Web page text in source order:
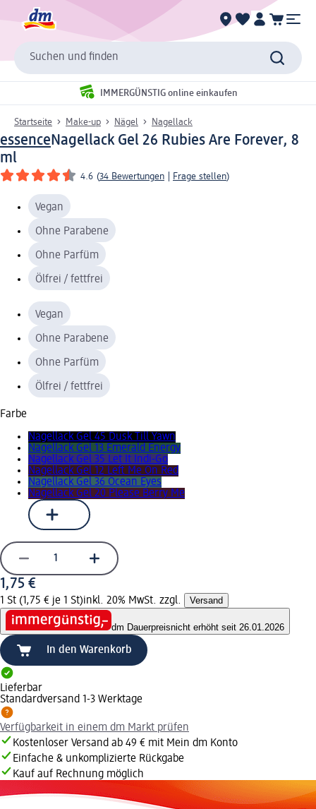
Suchen und finden
IMMERGÜNSTIG online einkaufen
Startseite Make-up Nägel Nagellack
essenceNagellack Gel 26 Rubies Are Forever, 8
ml
4.6 (34 Bewertungen Frage stellen)
Vegan
Ohne Parabene
Ohne Parfüm
Ölfrei / fettfrei
Vegan
Ohne Parabene
Ohne Parfüm
Ölfrei / fettfrei
Farbe
Nagellack Gel 45 Dusk Till Yawn
Nagellack Gel 13 Emerald Energy
Nagellack Gel 35 Let It Indi-Go
Nagellack Gel 12 Left Me On Red
Nagellack Gel 36 Ocean Eyes
Nagellack Gel 20 Please Berry Me
1,75 €
1 St (1,75 € je 1 St)inkl. 20% MwSt. zzgl. Versand
dm Dauerpreisnicht erhöht seit 26.01.2026
In den Warenkorb
Lieferbar
Standardversand 1-3 Werktage
Verfügbarkeit in einem dm Markt prüfen
Kostenloser Versand ab 49 € mit Mein dm Konto
Einfache & unkomplizierte Rückgabe
Kauf auf Rechnung möglich